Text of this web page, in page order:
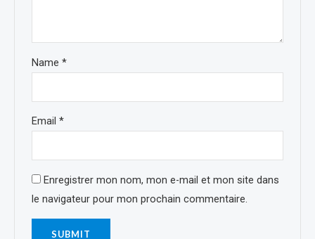
Name*
Email*
Enregistrer mon nom, mon e-mail et mon site dans
le navigateur pour mon prochain commentaire.